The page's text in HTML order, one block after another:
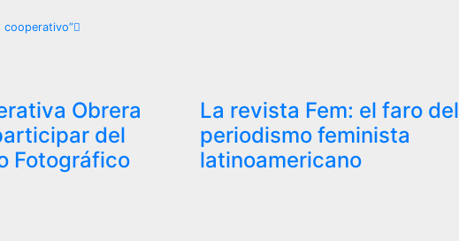
cooperativo”
Obrera
del
Fotográfico
La revista Fem: el faro del
periodismo feminista
latinoamericano